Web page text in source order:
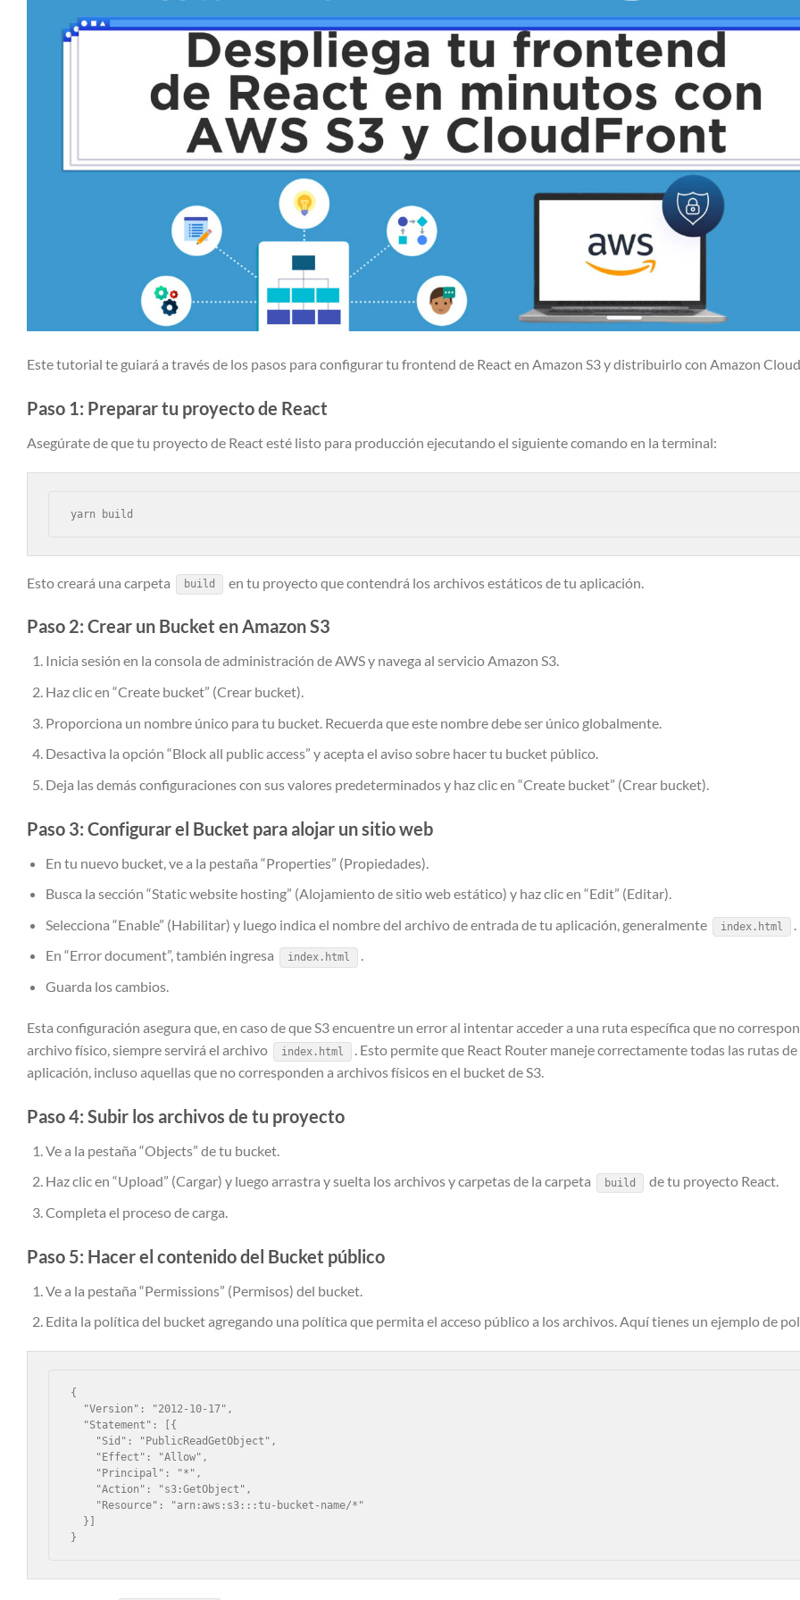
Este tutorial te guiará a través de los pasos para configurar tu frontend de React en Amazon S3 y distribuirlo con Amazon
Paso 1: Preparar tu proyecto de React
Asegúrate de que tu proyecto de React esté listo para producción ejecutando el siguiente comando en la terminal:
yarn build
Esto creará una carpeta build en tu proyecto que contendrá los archivos estáticos de tu aplicación.
Paso 2: Crear un Bucket en Amazon S3
Inicia sesión en la consola de administración de AWS y navega al servicio Amazon S3.
Haz clic en “Create bucket” (Crear bucket).
Proporciona un nombre único para tu bucket. Recuerda que este nombre debe ser único globalmente.
Desactiva la opción “Block all public access” y acepta el aviso sobre hacer tu bucket público.
Deja las demás configuraciones con sus valores predeterminados y haz clic en “Create bucket” (Crear bucket).
Paso 3: Configurar el Bucket para alojar un sitio web
En tu nuevo bucket, ve a la pestaña “Properties” (Propiedades).
Busca la sección “Static website hosting” (Alojamiento de sitio web estático) y haz clic en “Edit” (Editar).
Selecciona “Enable” (Habilitar) y luego indica el nombre del archivo de entrada de tu aplicación, generalmente
index.html
.
En “Error document”, también ingresa
index.html
.
Guarda los cambios.
Esta configuración asegura que, en caso de que S3 encuentre un error al intentar acceder a una ruta específica que no
archivo físico, siempre servirá el archivo
index.html
. Esto permite que React Router maneje correctamente todas las rutas de
aplicación, incluso aquellas que no corresponden a archivos físicos en el bucket de S3.
Paso 4: Subir los archivos de tu proyecto
Ve a la pestaña “Objects” de tu bucket.
Haz clic en “Upload” (Cargar) y luego arrastra y suelta los archivos y carpetas de la carpeta
build
de tu proyecto React.
Completa el proceso de carga.
Paso 5: Hacer el contenido del Bucket público
Ve a la pestaña “Permissions” (Permisos) del bucket.
Edita la política del bucket agregando una política que permita el acceso público a los archivos. Aquí tienes un ejemplo de
{
}